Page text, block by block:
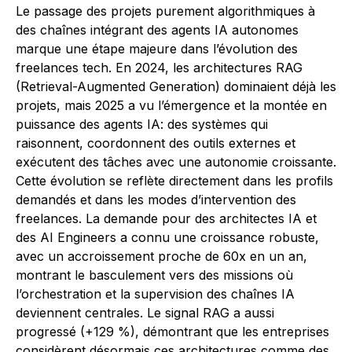
Le passage des projets purement algorithmiques à
des chaînes intégrant des agents IA autonomes
marque une étape majeure dans l’évolution des
freelances tech. En 2024, les architectures RAG
(Retrieval-Augmented Generation) dominaient déjà les
projets, mais 2025 a vu l’émergence et la montée en
puissance des agents IA: des systèmes qui
raisonnent, coordonnent des outils externes et
exécutent des tâches avec une autonomie croissante.
Cette évolution se reflète directement dans les profils
demandés et dans les modes d’intervention des
freelances. La demande pour des architectes IA et
des AI Engineers a connu une croissance robuste,
avec un accroissement proche de 60x en un an,
montrant le basculement vers des missions où
l’orchestration et la supervision des chaînes IA
deviennent centrales. Le signal RAG a aussi
progressé (+129 %), démontrant que les entreprises